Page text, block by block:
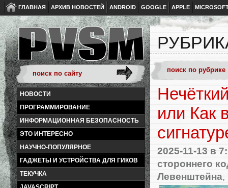
ГЛАВНАЯ АРХИВ НОВОСТЕЙ ANDROID GOOGLE APPLE
НОВОСТИ
ПРОГРАММИРОВАНИЕ
ИНФОРМАЦИОННАЯ БЕЗОПАСНОСТЬ
ЭТО ИНТЕРЕСНО
НАУЧНО-ПОПУЛЯРНОЕ
ГАДЖЕТЫ И УСТРОЙСТВА ДЛЯ ГИКОВ
ТЕКУЧКА
или Как
2025-11-13 в
стороннего
Левенштейна,